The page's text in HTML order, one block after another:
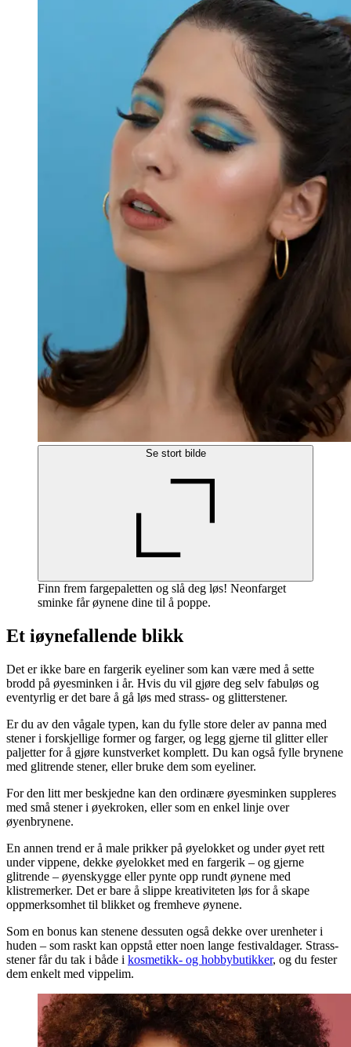
Se stort bilde
Finn frem fargepaletten og slå deg løs! Neonfarget
sminke får øynene dine til å poppe.
Et iøynefallende blikk
Det er ikke bare en fargerik eyeliner som kan være med å sette
brodd på øyesminken i år. Hvis du vil gjøre deg selv fabuløs og
eventyrlig er det bare å gå løs med strass- og glitterstener.
Er du av den vågale typen, kan du fylle store deler av panna med
stener i forskjellige former og farger, og legg gjerne til glitter eller
paljetter for å gjøre kunstverket komplett. Du kan også fylle brynene
med glitrende stener, eller bruke dem som eyeliner.
For den litt mer beskjedne kan den ordinære øyesminken suppleres
med små stener i øyekroken, eller som en enkel linje over
øyenbrynene.
En annen trend er å male prikker på øyelokket og under øyet rett
under vippene, dekke øyelokket med en fargerik – og gjerne
glitrende – øyenskygge eller pynte opp rundt øynene med
klistremerker. Det er bare å slippe kreativiteten løs for å skape
oppmerksomhet til blikket og fremheve øynene.
Som en bonus kan stenene dessuten også dekke over urenheter i
huden – som raskt kan oppstå etter noen lange festivaldager. Strass-
stener får du tak i både i kosmetikk- og hobbybutikker, og du fester
dem enkelt med vippelim.